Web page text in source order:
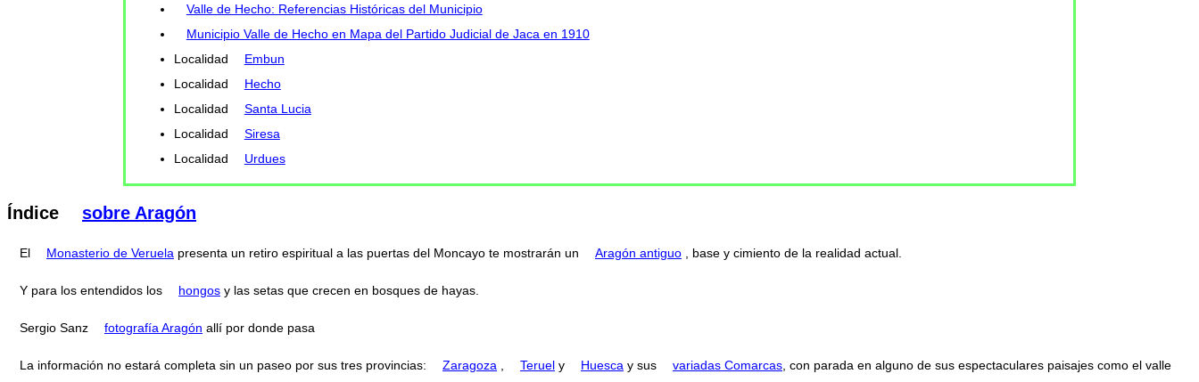
Valle de Hecho: Referencias Históricas del Municipio
Municipio Valle de Hecho en Mapa del Partido Judicial de Jaca en 1910
Localidad
Embun
Localidad
Hecho
Localidad
Santa Lucia
Localidad
Siresa
Localidad
Urdues
Índice sobre Aragón
El Monasterio de Veruela presenta un retiro espiritual a las puertas del Moncayo te mostrarán un Aragón antiguo , base y cimiento de la realidad actual.
Y para los entendidos los hongos y las setas que crecen en bosques de hayas.
Sergio Sanz fotografía Aragón allí por donde pasa
La información no estará completa sin un paseo por sus tres provincias: Zaragoza Teruel y Huesca y sus variadas Comarcas , con parada en alguno de sus espectaculares paisajes como el valle